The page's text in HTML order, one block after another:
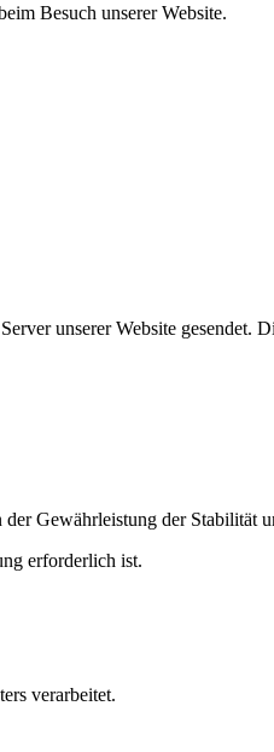
Besuch unserer Website.
unserer Website gesendet.
Gewährleistung der Stabilität
erforderlich ist.
verarbeitet.